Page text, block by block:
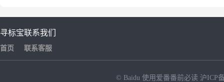
寻标宝
首页
联系我们
联系客服
© Baidu 使用爱番番前必读 沪ICP